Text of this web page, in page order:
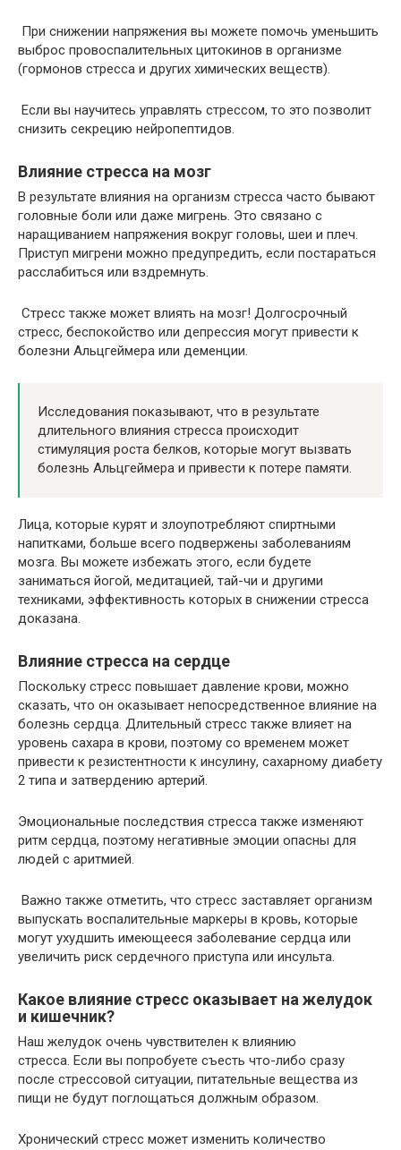
При снижении напряжения вы можете помочь уменьшить
выброс провоспалительных цитокинов в организме
(гормонов стресса и других химических веществ).
Если вы научитесь управлять стрессом, то это позволит
снизить секрецию нейропептидов.
Влияние стресса на мозг
В результате влияния на организм стресса часто бывают
головные боли или даже мигрень. Это связано с
наращиванием напряжения вокруг головы, шеи и плеч.
Приступ мигрени можно предупредить, если постараться
расслабиться или вздремнуть.
Стресс также может влиять на мозг! Долгосрочный
стресс, беспокойство или депрессия могут привести к
болезни Альцгеймера или деменции.
Исследования показывают, что в результате
длительного влияния стресса происходит
стимуляция роста белков, которые могут вызвать
болезнь Альцгеймера и привести к потере памяти.
Лица, которые курят и злоупотребляют спиртными
напитками, больше всего подвержены заболеваниям
мозга. Вы можете избежать этого, если будете
заниматься йогой, медитацией, тай-чи и другими
техниками, эффективность которых в снижении стресса
доказана.
Влияние стресса на сердце
Поскольку стресс повышает давление крови, можно
сказать, что он оказывает непосредственное влияние на
болезнь сердца. Длительный стресс также влияет на
уровень сахара в крови, поэтому со временем может
привести к резистентности к инсулину, сахарному диабету
2 типа и затвердению артерий.
Эмоциональные последствия стресса также изменяют
ритм сердца, поэтому негативные эмоции опасны для
людей с аритмией.
Важно также отметить, что стресс заставляет организм
выпускать воспалительные маркеры в кровь, которые
могут ухудшить имеющееся заболевание сердца или
увеличить риск сердечного приступа или инсульта.
Какое влияние стресс оказывает на желудок
и кишечник?
Наш желудок очень чувствителен к влиянию
стресса. Если вы попробуете съесть что-либо сразу
после стрессовой ситуации, питательные вещества из
пищи не будут поглощаться должным образом.
Хронический стресс может изменить количество